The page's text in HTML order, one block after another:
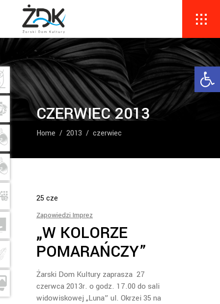
CZERWIEC 2013
Home / 2013 / czerwiec
25 cze
Zapowiedzi Imprez
„W KOLORZE
POMARAŃCZY”
Żarski Dom Kultury zaprasza 27
czerwca 2013r. o godz. 17.00 do sali
widowiskowej „Luna” ul. Okrzei 35 na